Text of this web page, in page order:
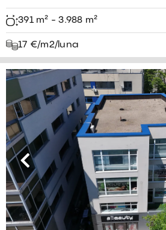
391 m² - 3.988 m²
17 €/m2/luna
Previous